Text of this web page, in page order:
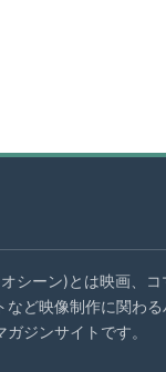
シーン)とは映画、コ
など映像制作に関わ
ジンサイトです。